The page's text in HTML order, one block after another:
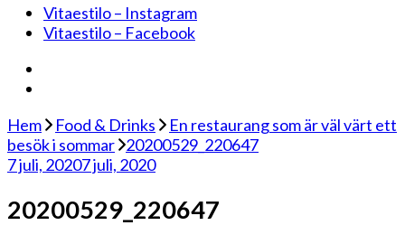
Vitaestilo – Instagram
Vitaestilo – Facebook
Hem Food & Drinks
En restaurang som är väl värt ett
besök i sommar 20200529_220647
7 juli, 20207 juli, 2020
20200529_220647